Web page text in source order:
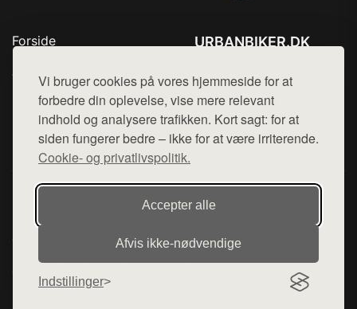
Vi bruger cookies på vores hjemmeside for at
forbedre din oplevelse, vise mere relevant
indhold og analysere trafikken. Kort sagt: for at
siden fungerer bedre – ikke for at være irriterende.
Cookie- og privatlivspolitik.
Accepter alle
Afvis ikke‑nødvendige
Indstillinger
Forside
Top Rabatter
Blog
Kontakt
URBANBIKER.DK
Mail: hej@want.dk
Cookie- og privatlivspolitik
Denne side er en del af want.dk, der udgiver en række
hjemmesider med præsentation af forskellige produkter fra
diverse webshops. Der sælges ikke varer fra denne side - vi
varerne på lager.